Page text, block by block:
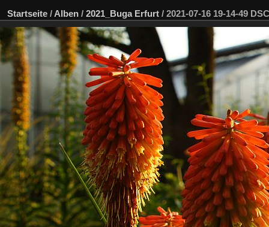
Startseite / Alben / 2021_Buga Erfurt / 2021-07-16 19-14-49